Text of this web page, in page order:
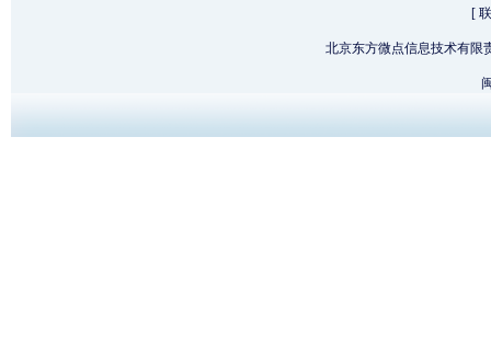
[
北京东方微点信息技术有限